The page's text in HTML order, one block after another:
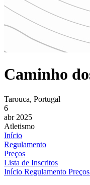
Caminho
Tarouca, Portugal
6
abr 2025
Atletismo
Início
Regulamento
Preços
Lista de Inscritos
Início Regulamento Preços